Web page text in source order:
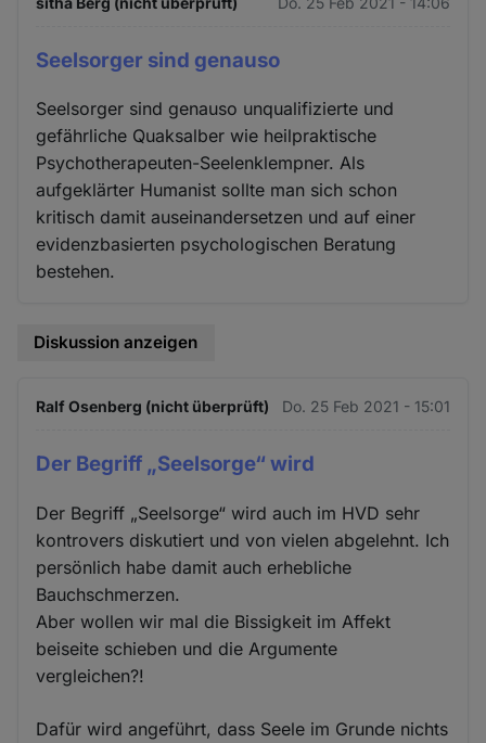
Seelsorger sind genauso
Seelsorger sind genauso unqualifizierte und
gefährliche Quaksalber wie heilpraktische
Psychotherapeuten-Seelenklempner. Als
aufgeklärter Humanist sollte man sich schon
kritisch damit auseinandersetzen und auf einer
evidenzbasierten psychologischen Beratung
bestehen.
Diskussion anzeigen
Ralf Osenberg (nicht überprüft) Do. 25 Feb 2021 - 15:01
Der Begriff „Seelsorge“ wird
Der Begriff „Seelsorge“ wird auch im HVD sehr
kontrovers diskutiert und von vielen abgelehnt. Ich
persönlich habe damit auch erhebliche
Bauchschmerzen.
Aber wollen wir mal die Bissigkeit im Affekt
beiseite schieben und die Argumente
vergleichen?!
Dafür wird angeführt, dass Seele im Grunde nichts